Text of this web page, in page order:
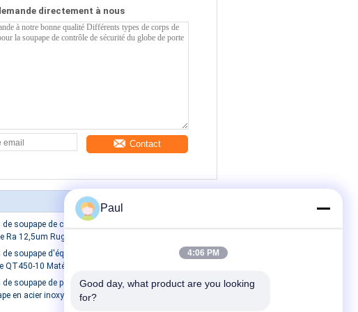
directement à nous
Contact
de soupape de coulée de sable de résine de fer gris
Ra 12,5um Rugosité de surface
de soupape d'équilibre à double bride en fonte en fer
QT450-10 Matériau OEM
de soupape de papillon de précision Pièces de
en acier inoxydable Couleur argentée ISO9001
Paul
4:06 PM
Good day, what product are you looking
for?